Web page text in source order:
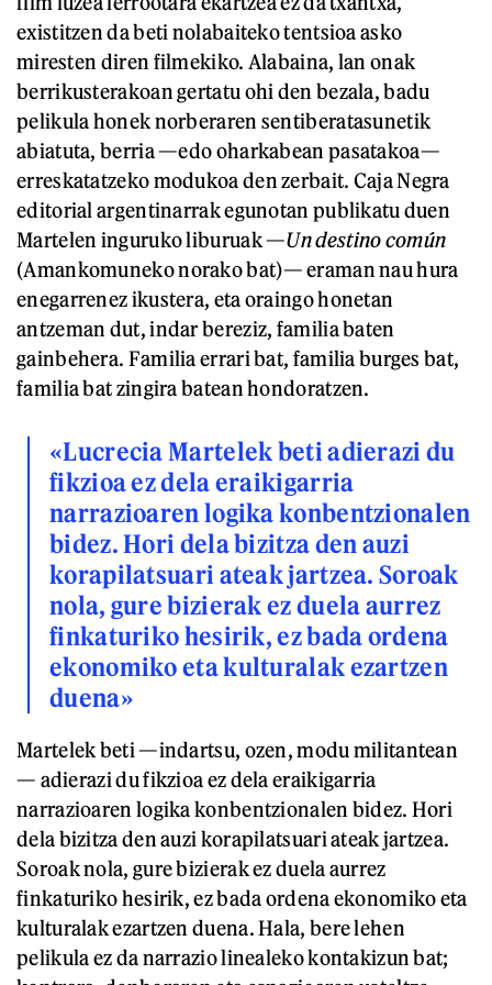
existitzen da beti nolabaiteko tentsioa asko
miresten diren filmekiko. Alabaina, lan onak
berrikusterakoan gertatu ohi den bezala, badu
pelikula honek norberaren sentiberatasunetik
abiatuta, berria —edo oharkabean pasatakoa—
erreskatatzeko modukoa den zerbait. Caja Negra
editorial argentinarrak egunotan publikatu duen
Martelen inguruko liburuak —Un destino común
(Amankomuneko norako bat)— eraman nau hura
enegarrenez ikustera, eta oraingo honetan
antzeman dut, indar bereziz, familia baten
gainbehera. Familia errari bat, familia burges bat,
familia bat zingira batean hondoratzen.
«Lucrecia Martelek beti adierazi du
fikzioa ez dela eraikigarria
narrazioaren logika konbentzionalen
bidez. Hori dela bizitza den auzi
korapilatsuari ateak jartzea. Soroak
nola, gure bizierak ez duela aurrez
finkaturiko hesirik, ez bada ordena
ekonomiko eta kulturalak ezartzen
duena»
Martelek beti —indartsu, ozen, modu militantean
— adierazi du fikzioa ez dela eraikigarria
narrazioaren logika konbentzionalen bidez. Hori
dela bizitza den auzi korapilatsuari ateak jartzea.
Soroak nola, gure bizierak ez duela aurrez
finkaturiko hesirik, ez bada ordena ekonomiko eta
kulturalak ezartzen duena. Hala, bere lehen
pelikula ez da narrazio linealeko kontakizun bat;